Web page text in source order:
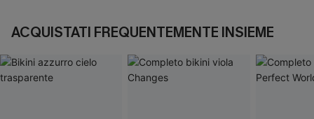
ACQUISTATI FREQUENTEMENTE INSIEME